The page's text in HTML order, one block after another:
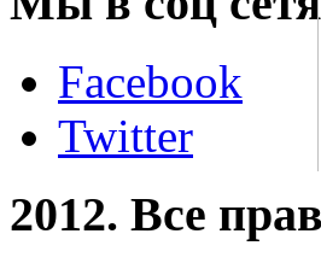
Facebook
Twitter
2012. Все